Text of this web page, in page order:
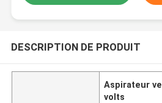
DESCRIPTION DE PRODUIT
Aspirateur
volts